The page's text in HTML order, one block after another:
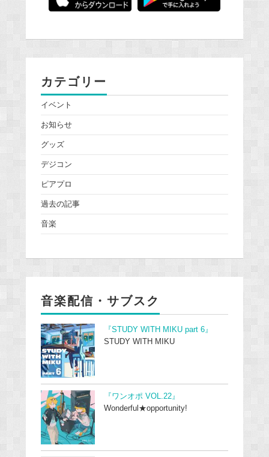
カテゴリー
イベント
お知らせ
グッズ
デジコン
ピアプロ
過去の記事
音楽
音楽配信・サブスク
『STUDY WITH MIKU part 6』
STUDY WITH MIKU
『ワンオポ VOL.22』
Wonderful★opportunity!